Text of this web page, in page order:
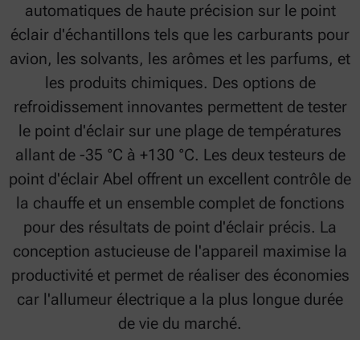
automatiques de haute précision sur le point
éclair d'échantillons tels que les carburants pour
avion, les solvants, les arômes et les parfums, et
les produits chimiques. Des options de
refroidissement innovantes permettent de tester
le point d'éclair sur une plage de températures
allant de -35 °C à +130 °C. Les deux testeurs de
point d'éclair Abel offrent un excellent contrôle de
la chauffe et un ensemble complet de fonctions
pour des résultats de point d'éclair précis. La
conception astucieuse de l'appareil maximise la
productivité et permet de réaliser des économies
car l'allumeur électrique a la plus longue durée
de vie du marché.